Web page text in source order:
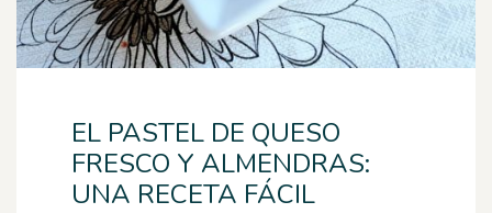
EL PASTEL DE QUESO
FRESCO Y ALMENDRAS:
UNA RECETA FÁCIL